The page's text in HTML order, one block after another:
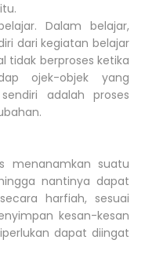
Dalam belajar,
dari kegiatan belajar
tidak berproses ketika
ojek-objek yang
adalah proses
menanamkan suatu
nantinya dapat
harfiah, sesuai
kesan-kesan
dapat diingat